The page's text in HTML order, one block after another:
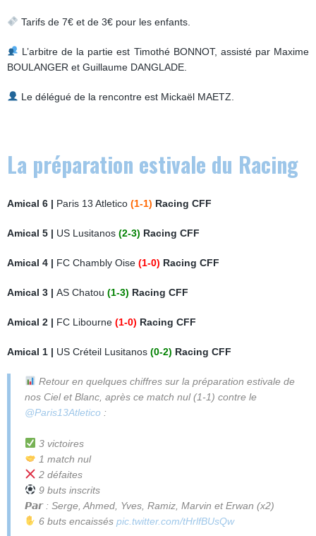
Tarifs de 7€ et de 3€ pour les enfants.
L’arbitre de la partie est Timothé BONNOT, assisté par Maxime
BOULANGER et Guillaume DANGLADE.
Le délégué de la rencontre est Mickaël MAETZ.
La préparation estivale du Racing
Amical 6 | Paris 13 Atletico (1-1) Racing CFF
Amical 5 | US Lusitanos (2-3) Racing CFF
Amical 4 | FC Chambly Oise (1-0) Racing CFF
Amical 3 | AS Chatou (1-3) Racing CFF
Amical 2 | FC Libourne (1-0) Racing CFF
Amical 1 | US Créteil Lusitanos (0-2) Racing CFF
Retour en quelques chiffres sur la préparation estivale de
nos Ciel et Blanc, après ce match nul (1-1) contre le
@Paris13Atletico :
3 victoires
1 match nul
2 défaites
9 buts inscrits
𝙋𝙖𝙧 : Serge, Ahmed, Yves, Ramiz, Marvin et Erwan (x2)
6 buts encaissés pic.twitter.com/tHrlfBUsQw